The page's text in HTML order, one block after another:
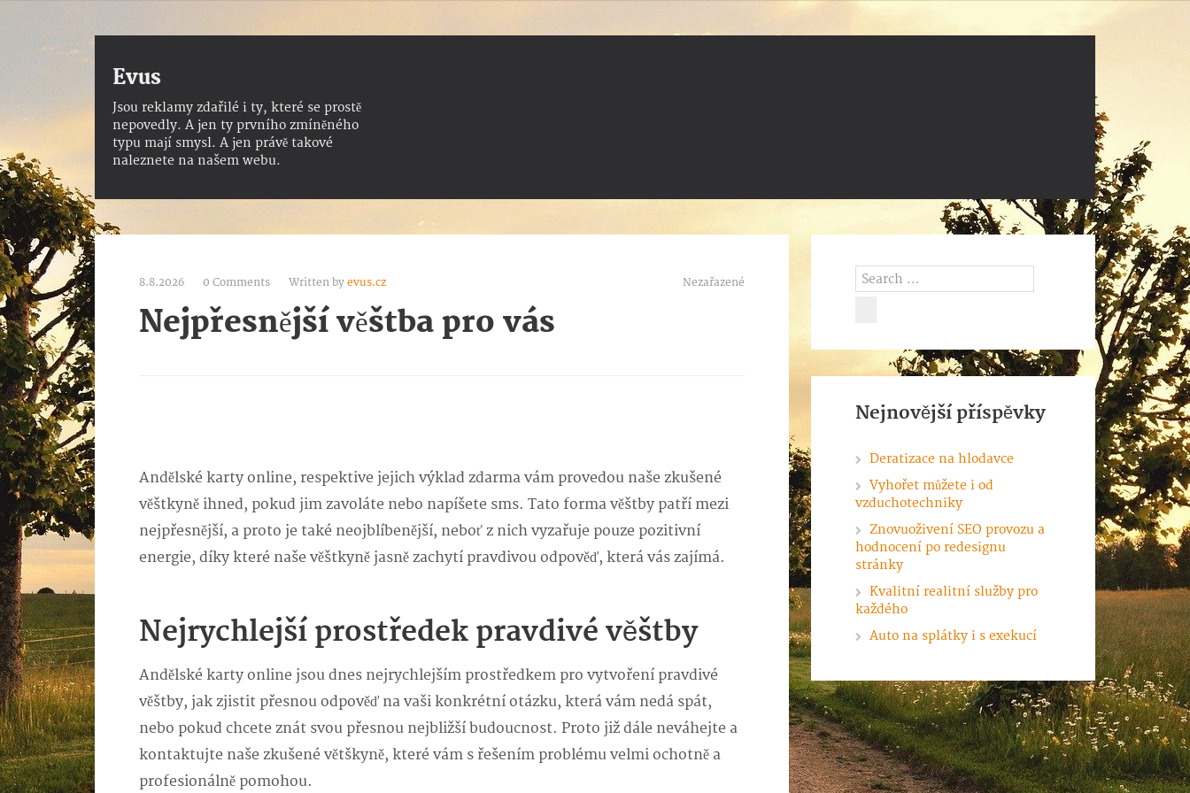
Evus
Jsou reklamy zdařilé i ty, které se prostě
nepovedly. A jen ty prvního zmíněného
typu mají smysl. A jen právě takové
naleznete na našem webu.
8.8.2026 0 Comments Written by evus.cz Nezařazené
Nejpřesnější věštba pro vás
Andělské karty online, respektive jejich výklad zdarma vám provedou naše zkušené
věštkyně ihned, pokud jim zavoláte nebo napíšete sms. Tato forma věštby patří mezi
nejpřesnější, a proto je také neojblíbenější, neboť z nich vyzařuje pouze pozitivní
energie, díky které naše věštkyně jasně zachytí pravdivou odpověď, která vás zajímá.
Nejrychlejší prostředek pravdivé věštby
Andělské karty online jsou dnes nejrychlejším prostředkem pro vytvoření pravdivé
věštby, jak zjistit přesnou odpověď na vaši konkrétní otázku, která vám nedá spát,
nebo pokud chcete znát svou přesnou nejbližší budoucnost. Proto již dále neváhejte a
kontaktujte naše zkušené větškyně, které vám s řešením problému velmi ochotně a
profesionálně pomohou.
Search
for:
Nejnovější příspěvky
Deratizace na hlodavce
Vyhořet můžete i od
vzduchotechniky
Znovuoživení SEO provozu a
hodnocení po redesignu
stránky
Kvalitní realitní služby pro
každého
Auto na splátky i s exekucí